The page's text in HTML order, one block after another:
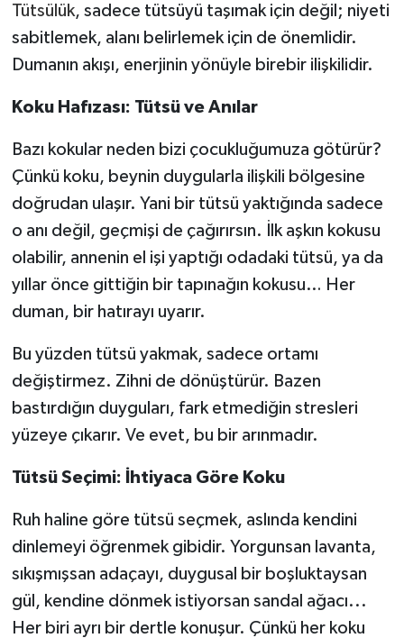
Tütsülük, sadece tütsüyü taşımak için değil; niyeti
sabitlemek, alanı belirlemek için de önemlidir.
Dumanın akışı, enerjinin yönüyle birebir ilişkilidir.
Koku Hafızası: Tütsü ve Anılar
Bazı kokular neden bizi çocukluğumuza götürür?
Çünkü koku, beynin duygularla ilişkili bölgesine
doğrudan ulaşır. Yani bir tütsü yaktığında sadece
o anı değil, geçmişi de çağırırsın. İlk aşkın kokusu
olabilir, annenin el işi yaptığı odadaki tütsü, ya da
yıllar önce gittiğin bir tapınağın kokusu… Her
duman, bir hatırayı uyarır.
Bu yüzden tütsü yakmak, sadece ortamı
değiştirmez. Zihni de dönüştürür. Bazen
bastırdığın duyguları, fark etmediğin stresleri
yüzeye çıkarır. Ve evet, bu bir arınmadır.
Tütsü Seçimi: İhtiyaca Göre Koku
Ruh haline göre tütsü seçmek, aslında kendini
dinlemeyi öğrenmek gibidir. Yorgunsan lavanta,
sıkışmışsan adaçayı, duygusal bir boşluktaysan
gül, kendine dönmek istiyorsan sandal ağacı...
Her biri ayrı bir dertle konuşur. Çünkü her koku